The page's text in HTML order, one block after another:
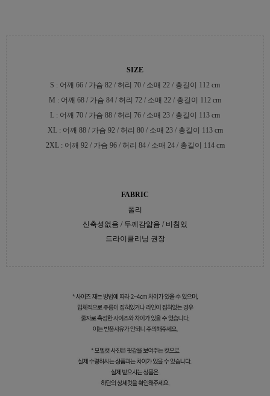
SIZE
S : 어깨 66 / 가슴 82 / 허리 70 / 소매 22 / 총길이 112 cm
M : 어깨 68 / 가슴 84 / 허리 72 / 소매 22 / 총길이 112 cm
L : 어깨 70 / 가슴 88 / 허리 76 / 소매 23 / 총길이 113 cm
XL : 어깨 88 / 가슴 92 / 허리 80 / 소매 23 / 총길이 113 cm
2XL : 어깨 92 / 가슴 96 / 허리 84 / 소매 24 / 총길이 114 cm
FABRIC
폴리
신축성없음 / 두께감얇음 / 비침있
드라이클리닝 권장